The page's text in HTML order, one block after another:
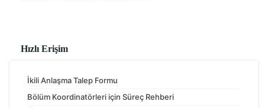
Hızlı Erişim
İkili Anlaşma Talep Formu
Bölüm Koordinatörleri için Süreç Rehberi